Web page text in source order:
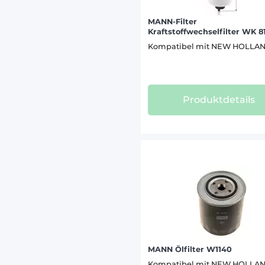
MANN-Filter
Kraftstoffwechselfilter WK
Kompatibel mit NEW
Produktdetails
MANN Ölfilter W1140